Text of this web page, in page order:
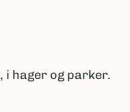
i hager og parker.